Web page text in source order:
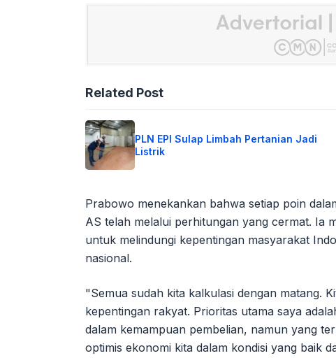
Related Post
PLN EPI Sulap Limbah Pertanian Jadi
Listrik
Prabowo menekankan bahwa setiap poin
AS telah melalui perhitungan yang cermat. Ia
untuk melindungi kepentingan masyarakat
nasional.
"Semua sudah kita kalkulasi dengan matang.
kepentingan rakyat. Prioritas utama saya
dalam kemampuan pembelian, namun yang
optimis ekonomi kita dalam kondisi yang baik